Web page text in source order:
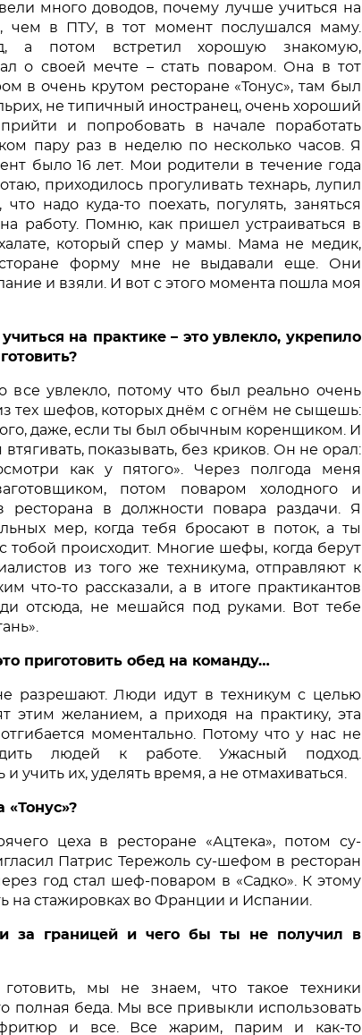
много доводов, почему лучше учиться на
чем в ПТУ, в тот момент послушался маму.
а потом встретил хорошую знакомую,
о своей мечте – стать поваром. Она в тот
в очень крутом ресторане «Тонус», там был
не типичный иностранец, очень хороший
и попробовать в начале поработать
пару раз в неделю по несколько часов. Я
было 16 лет. Мои родители в течение года
приходилось прогуливать технарь, лупил
надо куда-то поехать, погулять, заняться
работу. Помню, как пришел устраиваться в
который спер у мамы. Мама не медик,
форму мне не выдавали еще. Они
и взяли. И вот с этого момента пошла моя
на практике – это увлекло, укрепило
все увлекло, потому что был реально очень
шефов, которых днём с огнём не сыщешь:
даже, если ты был обычным коренщиком. И
показывать, без криков. Он не орал:
как у пятого». Через полгода меня
потом поваром холодного и
ресторана в должности повара раздачи. Я
мер, когда тебя бросают в поток, а ты
происходит. Многие шефы, когда берут
из того же техникума, отправляют к
что-то рассказали, а в итоге практикантов
отсюда, не мешайся под руками. Вот тебе
приготовить обед на команду…
разрешают. Люди идут в техникум с целью
этим желанием, а приходя на практику, эта
моментально. Потому что у нас не
людей к работе. Ужасный подход.
учить их, уделять время, а не отмахиваться.
«Тонус»?
цеха в ресторане «Ацтека», потом су-
Патрис Тережоль су-шефом в ресторан
год стал шеф-поваром в «Садко». К этому
на стажировках во Франции и Испании.
за границей и чего бы ты не получил в
мы не знаем, что такое техники
полная беда. Мы все привыкли использовать
фритюр и все. Все жарим, парим и как-то